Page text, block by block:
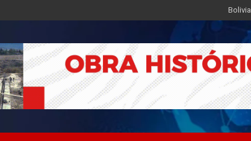
Bolivia